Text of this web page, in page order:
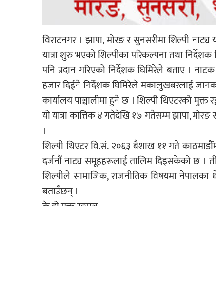
विराटनगर । झापा, मोरङ र सुनसरीमा शिल्पी
यात्रा शुरु भएको शिल्पीका परिकल्पना तथा
पनि प्रदान गरिएको निर्देशक घिमिरेले बताए ।
हजार दिईने निर्देशक घिमिरेले मकालुखबरलाई
कार्यालय पाञ्चालीमा हुने छ । शिल्पी थिएटरको मुक्त
यो यात्रा कात्तिक ४ गतेदेखि १७ गतेसम्म झापा,
।
शिल्पी थिएटर वि.सं. २०६३ बैशाख ११ गते
दर्जनौं नाट्य समूहहरूलाई तालिम दिइसकेको छ ।
शिल्पीले सामाजिक, राजनीतिक विषयमा नेपालका
बताउँछन् ।
के हो मुक्त रङ्गमञ्च